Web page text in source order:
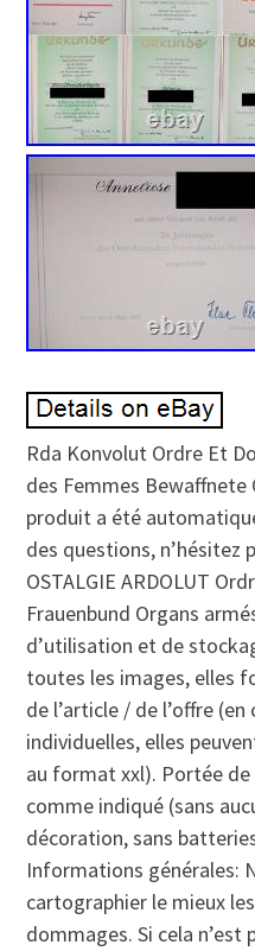
Rda Konvolut Ordre Et
des Femmes
produit a été
des questions, n’hésitez
OSTALGIE ARDOLUT
Frauenbund Organs
d’utilisation et de
toutes les images, elles
de l’article / de l’offre
individuelles, elles
au format xxl). Portée
comme indiqué (sans
décoration, sans
Informations générales:
cartographier le mieux
dommages. Si cela